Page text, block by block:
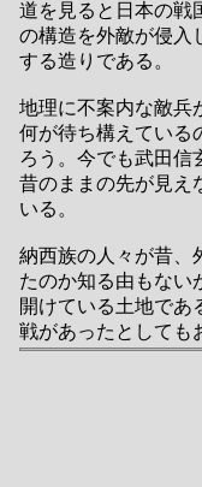
道を見ると日本の戦
の構造を外敵が侵入
する造りである。
地理に不案内な敵兵
何が待ち構えている
ろう。今でも武田信
昔のままの先が見え
いる。
納西族の人々が昔、
たのか知る由もない
開けている土地であ
戦があったとしても